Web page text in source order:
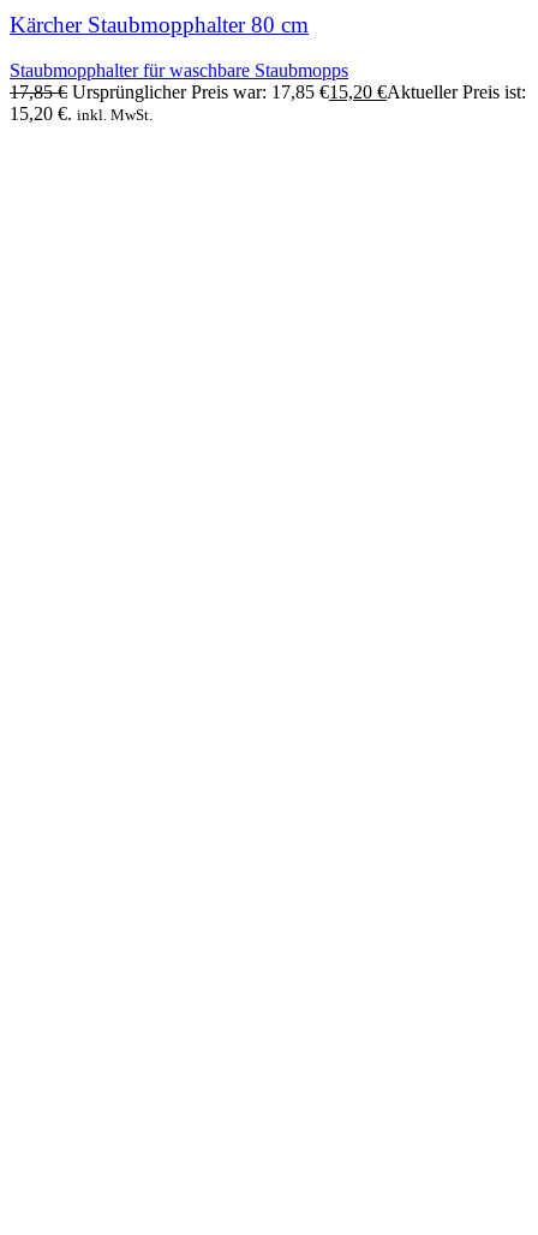
Kärcher Staubmopphalter 80 cm
Staubmopphalter für waschbare Staubmopps
17,85€ Ursprünglicher Preis war: 17,85 €15,20 €Aktueller Preis ist:
15,20 €. inkl. MwSt.